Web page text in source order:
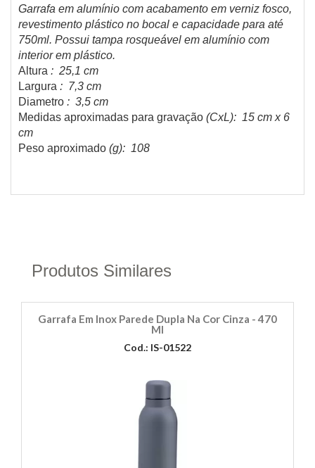
Garrafa em alumínio com acabamento em verniz fosco,
revestimento plástico no bocal e capacidade para até
750ml. Possui tampa rosqueável em alumínio com
interior em plástico.
Altura : 25,1 cm
Largura : 7,3 cm
Diametro : 3,5 cm
Medidas aproximadas para gravação (CxL): 15 cm x 6
cm
Peso aproximado (g): 108
Produtos Similares
Garrafa Em Inox Parede Dupla Na Cor Cinza - 470
Ml
Cod.: IS-01522